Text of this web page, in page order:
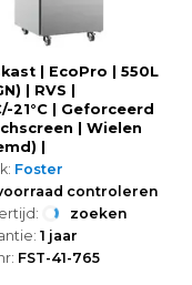
| EcoPro | 550L
| RVS |
21°C | Geforceerd
| Wielen
|
Foster
controleren
zoeken
1 jaar
FST-41-765